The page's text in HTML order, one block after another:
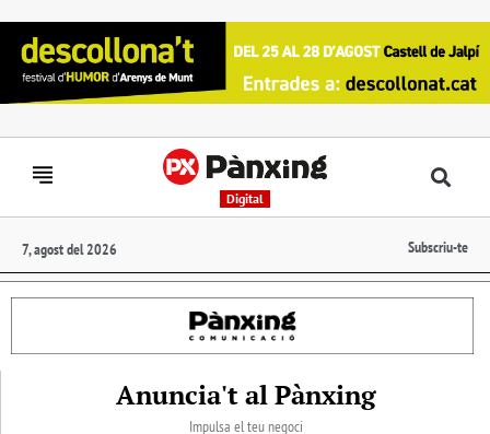
Digital
7, agost del 2026 Subscriu-te
Anuncia't al Pànxing
Impulsa el teu negoci